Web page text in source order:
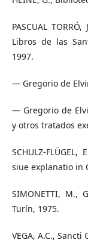
PASCUAL
Libros de las
1997.
— Gregorio de
— Gregorio de
y otros tratados
SCHULZ-
siue explanatio in
SIMONETTI, M.,
Turín, 1975.
VEGA, A.C.,